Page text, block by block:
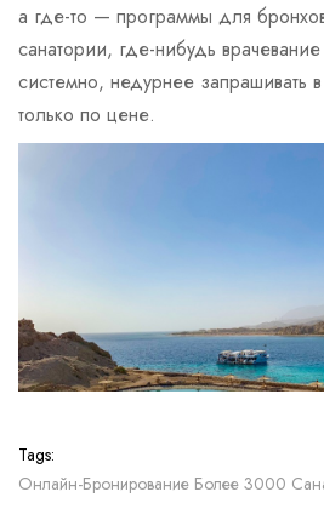
а где-то — программы для
санатории, где-нибудь
системно, недурнее запрашивать
только по цене.
Tags:
Онлайн-Бронирование Более 3000